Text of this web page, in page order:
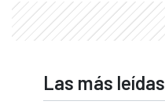
Las más leídas